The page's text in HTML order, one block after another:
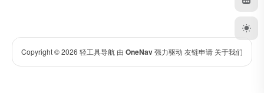
Copyright © 2026 轻工具导航 由 OneNav强力驱动 友链申请 关于我们